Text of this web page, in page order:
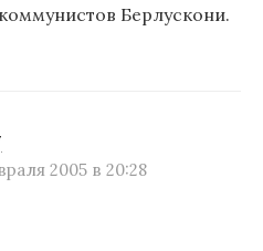
Берлускони.
2005 в 20:28